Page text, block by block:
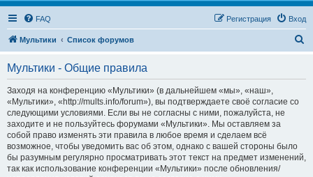
FAQ Вход
Регистрация
Мультики Список форумов
Мультики - Общие правила
Заходя на конференцию «Мультики» (в дальнейшем «мы», «наш»,
«Мультики», «http://mults.info/forum»), вы подтверждаете своё согласие со
следующими условиями. Если вы не согласны с ними, пожалуйста, не
заходите и не пользуйтесь форумами «Мультики». Мы оставляем за
собой право изменять эти правила в любое время и сделаем всё
возможное, чтобы уведомить вас об этом, однако с вашей стороны было
бы разумным регулярно просматривать этот текст на предмет изменений,
так как использование конференции «Мультики» после обновления/